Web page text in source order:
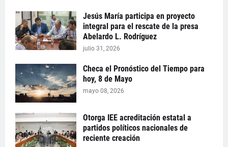
Jesús María participa en proyecto
integral para el rescate de la presa
Abelardo L. Rodríguez
julio 31, 2026
Checa el Pronóstico del Tiempo para
hoy, 8 de Mayo
mayo 08, 2026
Otorga IEE acreditación estatal a
partidos políticos nacionales de
reciente creación